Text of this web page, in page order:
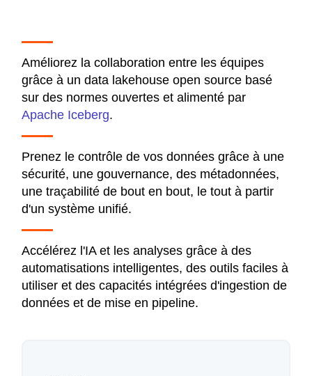
Améliorez la collaboration entre les équipes
grâce à un data lakehouse open source basé
sur des normes ouvertes et alimenté par
Apache Iceberg.
Prenez le contrôle de vos données grâce à une
sécurité, une gouvernance, des métadonnées,
une traçabilité de bout en bout, le tout à partir
d'un système unifié.
Accélérez l'IA et les analyses grâce à des
automatisations intelligentes, des outils faciles à
utiliser et des capacités intégrées d'ingestion de
données et de mise en pipeline.